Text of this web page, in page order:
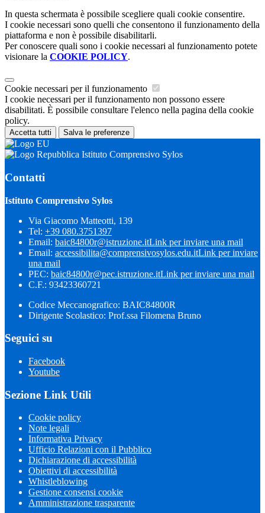
In questa schermata è possibile scegliere quali cookie consentire.
I cookie necessari sono quelli che consentono il funzionamento della
piattaforma e non è possibile disabilitarli.
Per conoscere quali sono i cookie necessari al funzionamento potete
visionare la COOKIE POLICY.
Cookie necessari per il funzionamento
I cookie necessari per il funzionamento non possono essere
disabilitati. È possibile consultare l'elenco nella pagina della cookie
policy.
Accetta tutti Salva le preferenze
Istituto Comprensivo Sylos
Contatti
Istituto Comprensivo Sylos
Via Giacomo Matteotti, 139
Tel: +39 080.3751397
Email: baic84800r@istruzione.itLink per inviare una mail
Email: accessibilita@comprensivosylos.edu.itLink per inviare
una mail
PEC: baic84800r@pec.istruzione.itLink per inviare una mail
C.F.: 93423360721
Codice Meccanografico: BAIC84800R
Dirigente Scolastico: Prof.ssa Filomena Bruno
Seguici su
Facebook
Youtube
Sezione Link Utili
Cookie policy
Note legali
Informativa Privacy
Ufficio Relazioni con il Pubblico
Dichiarazione di accessibilità
Obiettivi di accessibilità
Whistleblowing
Gestione consensi cookie
Amministrazione trasparente